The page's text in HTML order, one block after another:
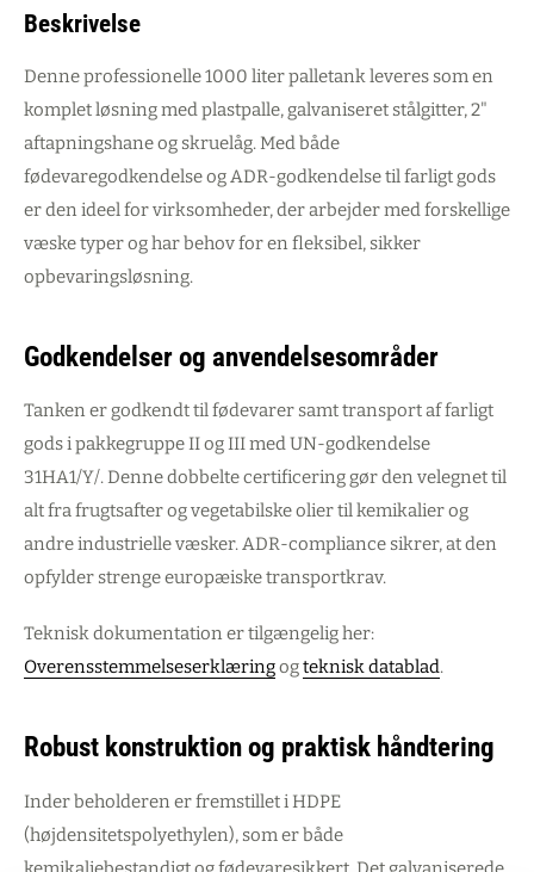
Beskrivelse
Denne professionelle 1000 liter palletank leveres som en
komplet løsning med plastpalle, galvaniseret stålgitter, 2"
aftapningshane og skruelåg. Med både
fødevaregodkendelse og ADR-godkendelse til farligt gods
er den ideel for virksomheder, der arbejder med forskellige
væske typer og har behov for en fleksibel, sikker
opbevaringsløsning.
Godkendelser og anvendelsesområder
Tanken er godkendt til fødevarer samt transport af farligt
gods i pakkegruppe II og III med UN-godkendelse
31HA1/Y/. Denne dobbelte certificering gør den velegnet til
alt fra frugtsafter og vegetabilske olier til kemikalier og
andre industrielle væsker. ADR-compliance sikrer, at den
opfylder strenge europæiske transportkrav.
Teknisk dokumentation er tilgængelig her:
Overensstemmelseserklæringogtekniskdatablad.
Robust konstruktion og praktisk håndtering
Inder beholderen er fremstillet i HDPE
(højdensitetspolyethylen), som er både